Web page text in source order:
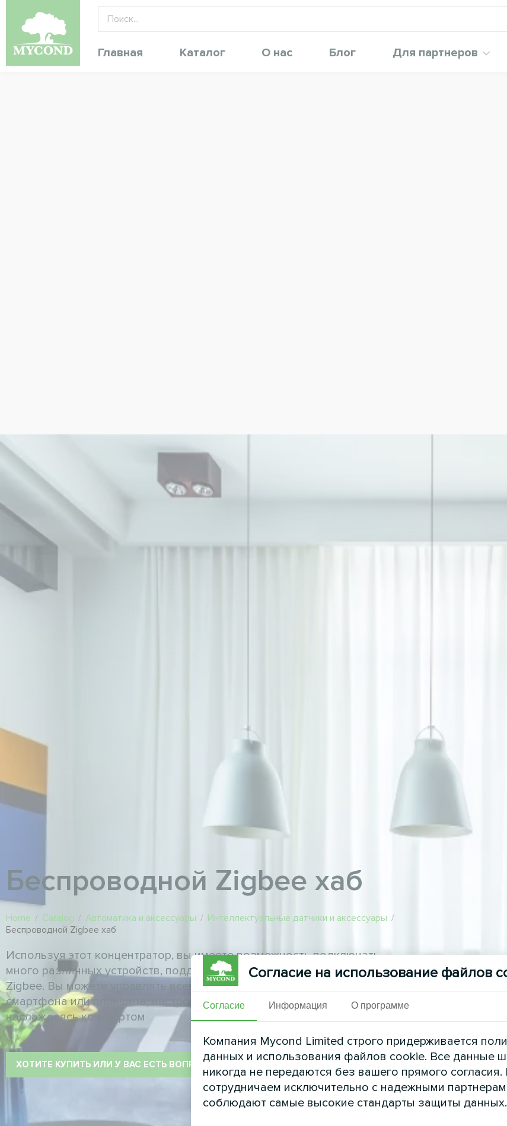
Главная Каталог О нас Блог Для партнеров
Беспроводной Zigbee хаб
Home / Catalog / Автоматика и аксессуары / Интеллектуальные датчики и аксессуары /
Беспроводной Zigbee хаб
Используя этот концентратор, вы имеете возможность подключать
много различных устройств, поддерживающих протокол подключения
Zigbee. Вы можете управлять всеми этими устройствами со своего
смартфона или планшета, настроив домашнюю автоматизацию и
наслаждаясь комфортом
ХОТИТЕ КУПИТЬ ИЛИ У ВАС ЕСТЬ ВОПРОСЫ?
Согласие на использование файлов
Согласие Информация О программе
Компания Mycond Limited строго придерживается
данных и использования файлов cookie. Все данные
никогда не передаются без вашего прямого
сотрудничаем исключительно с надежными
соблюдают самые высокие стандарты защиты данных.